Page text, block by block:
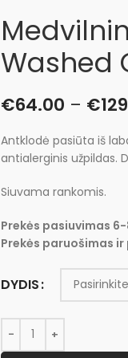
Washed
€64.00 – €
Antklodė pasiūta iš
antialerginis užpildas.
Siuvama rankomis.
Prekės pasiuvimas
Prekės paruošimas
DYDIS